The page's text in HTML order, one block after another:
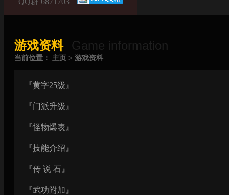
游戏资料 Game information
当前位置： 主页 > 游戏资料
『黄字25级』
『门派升级』
『怪物爆表』
『技能介绍』
『传 说 石』
『武功附加』